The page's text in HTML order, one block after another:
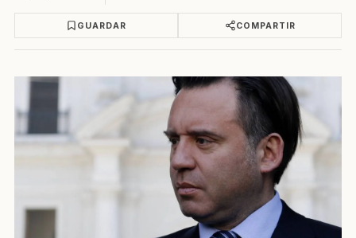
GUARDAR COMPARTIR